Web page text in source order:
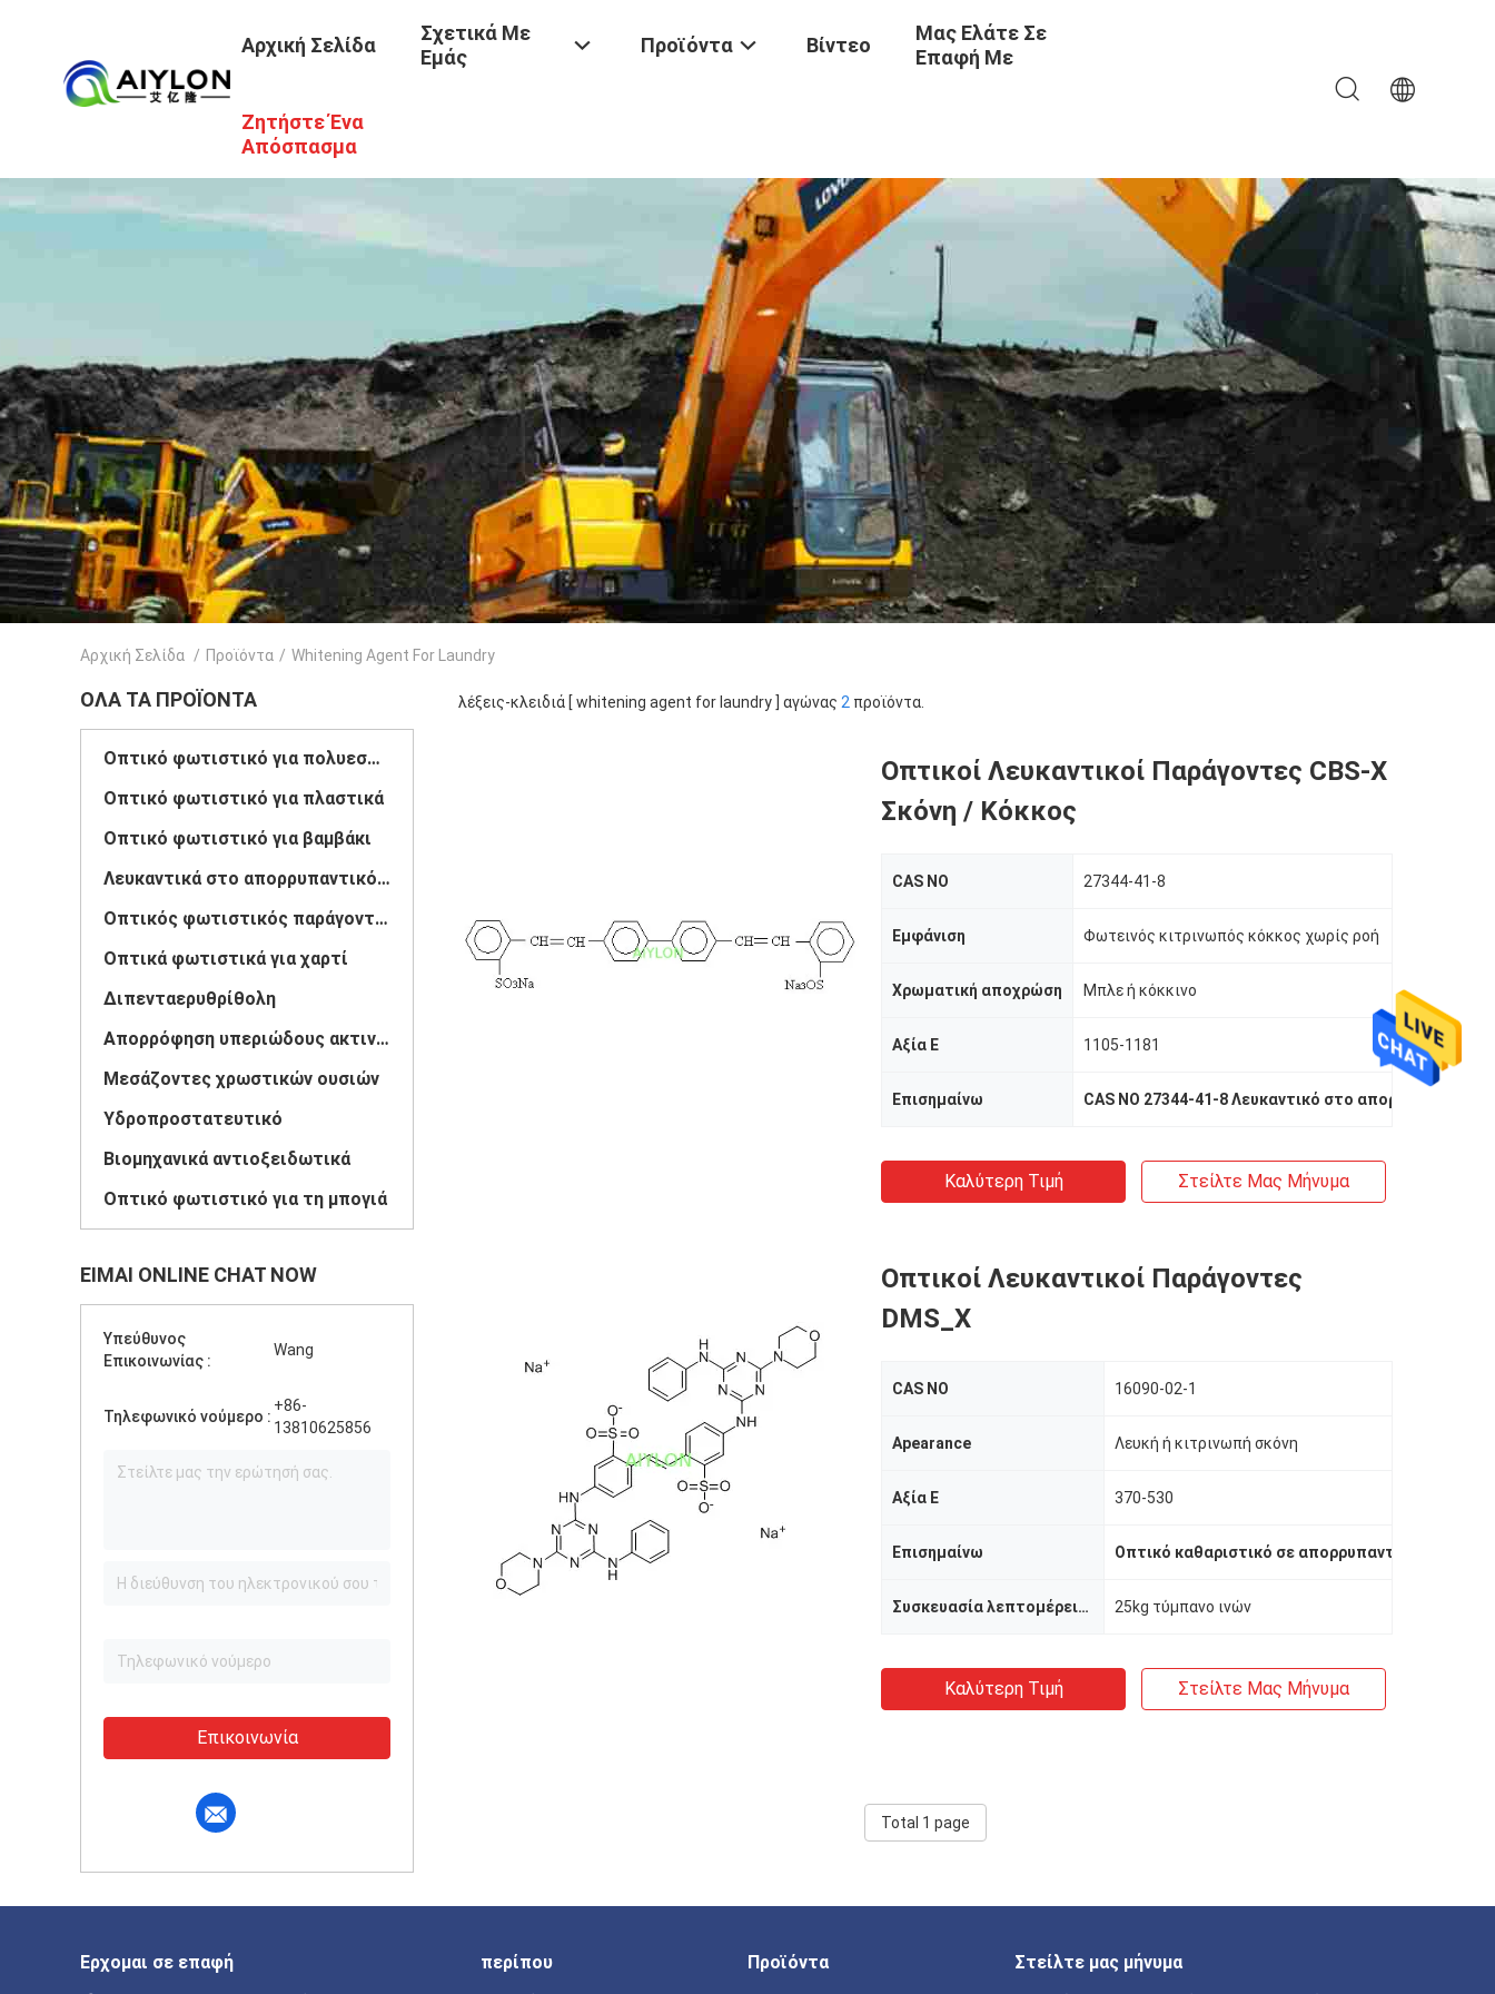
Αρχική Σελίδα
Σχετικά Με
Εμάς
Προϊόντα Βίντεο
Μας Ελάτε Σε
Επαφή Με
Ζητήστε Ένα
Απόσπασμα
Αρχική Σελίδα / Προϊόντα / Whitening Agent For Laundry
ΌΛΑ ΤΑ ΠΡΟΪΌΝΤΑ
Οπτικό φωτιστικό για πολυεστέρα
Οπτικό φωτιστικό για πλαστικά
Οπτικό φωτιστικό για βαμβάκι
Λευκαντικά στο απορρυπαντικό ρούχων
Οπτικός φωτιστικός παράγοντας
Οπτικά φωτιστικά για χαρτί
Διπενταερυθρίθολη
Απορρόφηση υπεριώδους ακτινοβολίας
Μεσάζοντες χρωστικών ουσιών
Υδροπροστατευτικό
Βιομηχανικά αντιοξειδωτικά
Οπτικό φωτιστικό για τη μπογιά
ΕΊΜΑΙ ONLINE CHAT NOW
Υπεύθυνος
Επικοινωνίας :
Wang
Τηλεφωνικό νούμερο :
+86-
13810625856
Επικοινωνία
λέξεις-κλειδιά [ whitening agent for laundry ] αγώνας 2 προϊόντα.
Οπτικοί Λευκαντικοί Παράγοντες CBS-X
Σκόνη / Κόκκος
CAS NO 27344-41-8
Εμφάνιση Φωτεινός κιτρινωπός κόκκος χωρίς ροή
Χρωματική αποχρώση Μπλε ή κόκκινο
Αξία Ε 1105-1181
Επισημαίνω CAS NO 27344-41-8 Λευκαντικό στο απορρυπαντικό
Καλύτερη Τιμή Στείλτε Μας Μήνυμα
Οπτικοί Λευκαντικοί Παράγοντες
DMS_X
CAS NO 16090-02-1
Apearance Λευκή ή κιτρινωπή σκόνη
Αξία Ε 370-530
Επισημαίνω Οπτικό καθαριστικό σε απορρυπαντικά
Συσκευασία λεπτομέρειες 25kg τύμπανο ινών
Καλύτερη Τιμή Στείλτε Μας Μήνυμα
Total 1 page
Ερχομαι σε επαφή περίπου Προϊόντα Στείλτε μας μήνυμα